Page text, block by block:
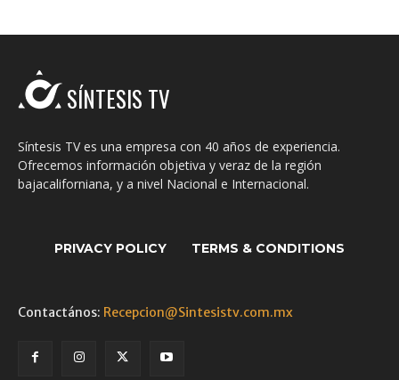
SÍNTESIS TV
Síntesis TV es una empresa con 40 años de experiencia.
Ofrecemos información objetiva y veraz de la región
bajacaliforniana, y a nivel Nacional e Internacional.
PRIVACY POLICY TERMS & CONDITIONS
Contactános: Recepcion@Sintesistv.com.mx